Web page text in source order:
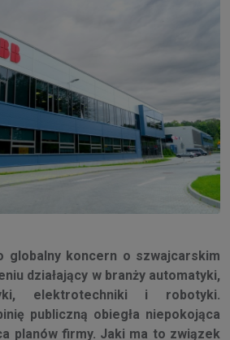
globalny koncern o szwajcarskim
działający w branży automatyki,
elektrotechniki i robotyki.
publiczną obiegła niepokojąca
planów firmy. Jaki ma to związek